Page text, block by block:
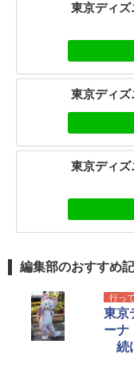
東京ディ
東京ディ
東京ディ
編集部のおすすめ
行っ
東京
ーナ
続